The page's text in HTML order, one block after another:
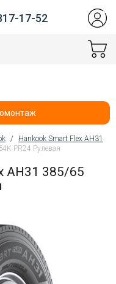
17-52
/
Hankook Smart Flex AH31
PR24 Рулевая
AH31 385/65